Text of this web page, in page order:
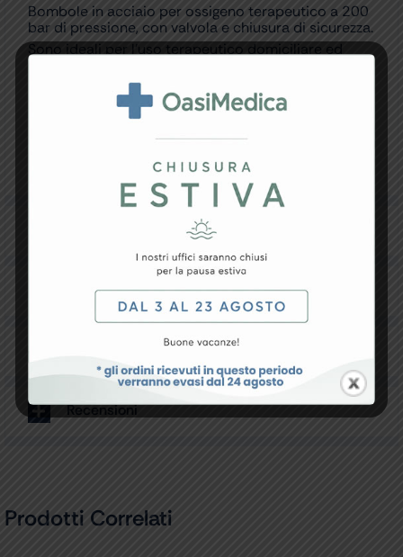
Bombole in acciaio per ossigeno terapeutico a 200
bar di pressione, con valvola e chiusura di sicurezza.
Sono ideali per l’uso terapeutico domiciliare ed
Fornite in una borsa morbida, sono dotate di un
riduttore di pressione con valvola di rilascio a due
stadi (erogazione 0-15 l/min) e di un manometro ad
alta pressione, che indica la quantità di ossigeno
mascherina facciale.
Specifiche Tecniche
Resi e Garanzia
Recensioni
Prodotti Correlati